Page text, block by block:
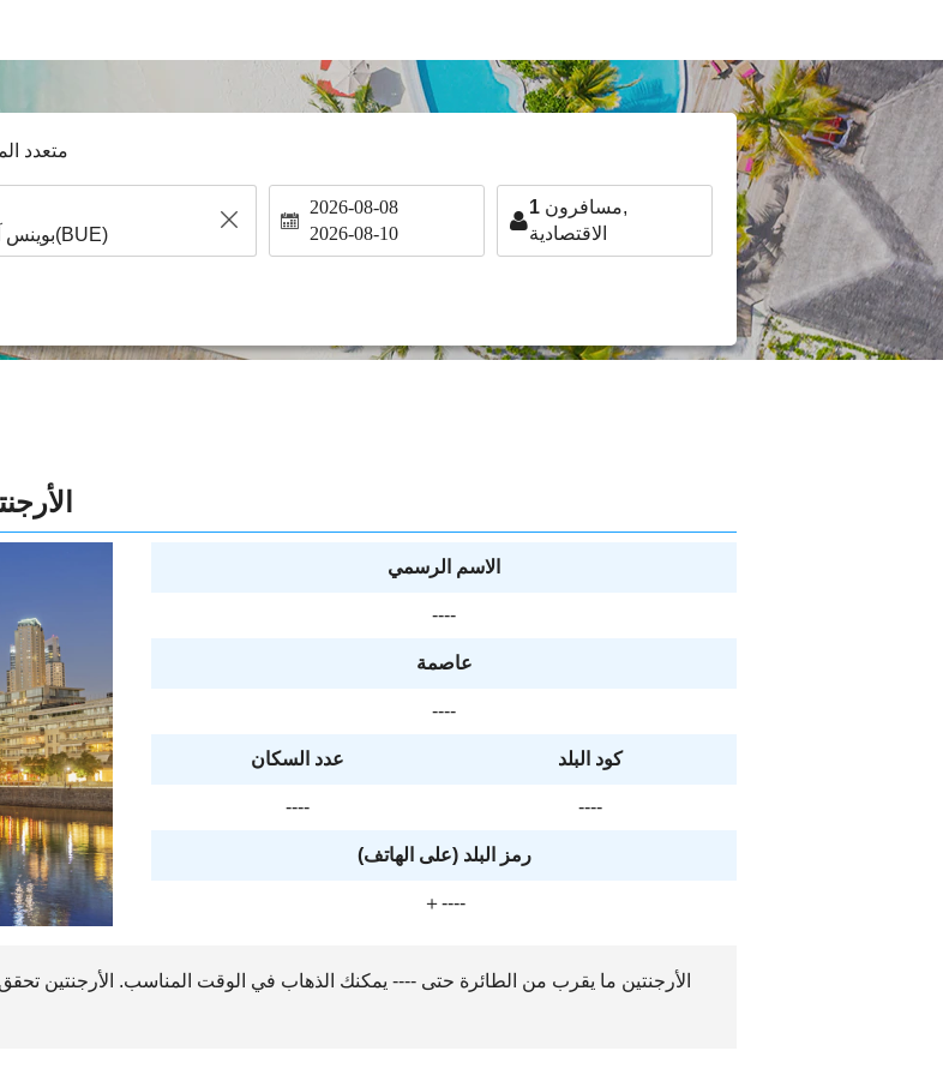
متعدد
2026-08-08
2026-08-10
1
مسافرون,
الاقتصادية
الاسم الرسمي
----
عاصمة
----
عدد السكان كود البلد
---- ----
رمز البلد (على الهاتف)
＋----
الأرجنتين ما يقرب من الطائرة حتى ---- يمكنك الذهاب في الوقت المناسب. الأرجنتين تحقق